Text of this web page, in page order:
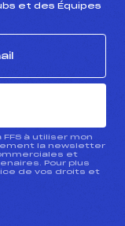
et des Équipes
FFS à utiliser mon
la newsletter
et
Pour plus
de vos droits et